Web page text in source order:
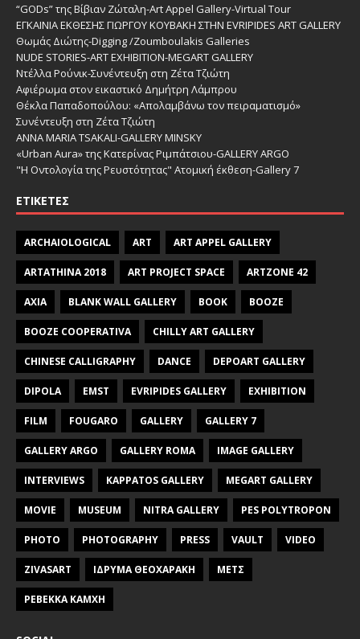
“GODs” της Βίβιαν Ζώταλη-Art Appel Gallery-Virtual Tour
ΕΓΚΑΙΝΙΑ ΕΚΘΕΣΗΣ ΓΙΩΡΓΟΥ ΚΟΥΒΑΚΗ ΣΤΗΝ EVRIPIDES ART GALLERY
Θωμάς Διώτης-Digging /Zoumboulakis Galleries
NUDE STORIES-ΑRT EXHIBITION-MEGART GALLERY
Ντέλλα Ρούνικ-Συνέντευξη στη Ζέτα Τζιώτη
Αφιέρωμα στον εικαστικό Δημήτρη Λάμπρου
Θέκλα Παπαδοπούλου: «Απολαμβάνω τον πειραματισμό»
Συνέντευξη στη Ζέτα Τζιώτη
ANNA MARIA TSAKALI-GALLERY MINSKY
«Urban Aura» της Κατερίνας Ριμπάτσιου-GALLERY ARGO
"Η Οντολογία της Ρευστότητας" Ατομική έκθεση-Gallery 7
ΕΤΙΚΈΤΕΣ
ARCHAIOLOGICAL ART ART APPEL GALLERY
ARTATHINA 2018 ART PROJECT SPACE ARTZONE 42
AXIA BLANK WALL GALLERY BOOK BOOZE
BOOZE COOPERATIVA CHILLY ART GALLERY
CHINESE CALLIGRAPHY DANCE DEPOART GALLERY
DIPOLA EMST EVRIPIDES GALLERY EXHIBITION
FILM FOUGARO GALLERY GALLERY 7
GALLERY ARGO GALLERY ROMA IMAGE GALLERY
INTERVIEWS KAPPATOS GALLERY MEGART GALLERY
MOVIE MUSEUM NITRA GALLERY PES POLYTROPON
PHOTO PHOTOGRAPHY PRESS VAULT VIDEO
ZIVASART ΙΔΡΥΜΑ ΘΕΟΧΑΡΑΚΗ ΜΕΤΣ
ΡΕΒΕΚΚΑ ΚΑΜΧΗ